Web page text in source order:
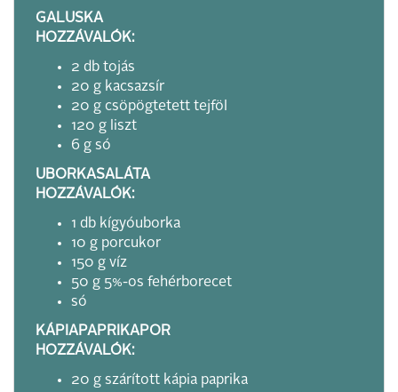
GALUSKA
HOZZÁVALÓK:
2 db tojás
20 g kacsazsír
20 g csöpögtetett tejföl
120 g liszt
6 g só
UBORKASALÁTA
HOZZÁVALÓK:
1 db kígyóuborka
10 g porcukor
150 g víz
50 g 5%-os fehérborecet
só
KÁPIAPAPRIKAPOR
HOZZÁVALÓK:
20 g szárított kápia paprika